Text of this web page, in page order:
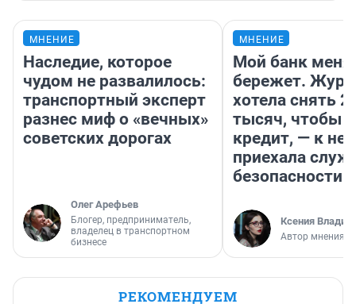
МНЕНИЕ
Наследие, которое
чудом не развалилось:
транспортный эксперт
разнес миф о «вечных»
советских дорогах
Олег Арефьев
Блогер, предприниматель,
владелец в транспортном
бизнесе
МНЕНИЕ
Мой банк меня
бережет.
хотела снять
тысяч, чтобы
кредит, — к
приехала
безопасности
Ксения
Автор мнения
РЕКОМЕНДУЕМ